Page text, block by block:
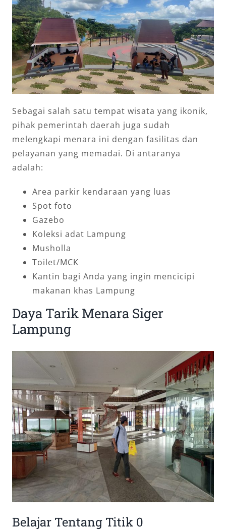
Sebagai salah satu tempat wisata yang ikonik,
pihak pemerintah daerah juga sudah
melengkapi menara ini dengan fasilitas dan
pelayanan yang memadai. Di antaranya
adalah:
Area parkir kendaraan yang luas
Spot foto
Gazebo
Koleksi adat Lampung
Musholla
Toilet/MCK
Kantin bagi Anda yang ingin mencicipi
makanan khas Lampung
Daya Tarik Menara Siger
Lampung
Belajar Tentang Titik 0